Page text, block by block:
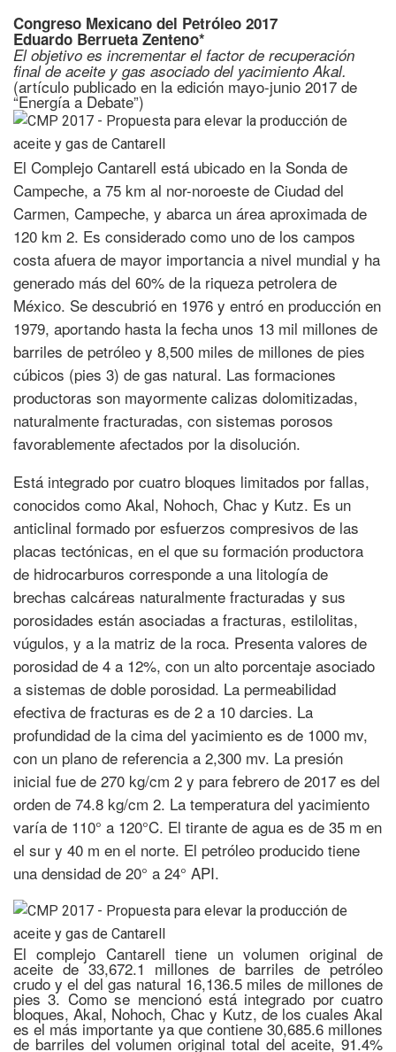
Congreso Mexicano del Petróleo 2017
Eduardo Berrueta Zenteno*
El objetivo es incrementar el factor de recuperación
final de aceite y gas asociado del yacimiento Akal.
(artículo publicado en la edición mayo-junio 2017 de
“Energía a Debate”)
El Complejo Cantarell está ubicado en la Sonda de
Campeche, a 75 km al nor-noroeste de Ciudad del
Carmen, Campeche, y abarca un área aproximada de
120 km 2. Es considerado como uno de los campos
costa afuera de mayor importancia a nivel mundial y ha
generado más del 60% de la riqueza petrolera de
México. Se descubrió en 1976 y entró en producción en
1979, aportando hasta la fecha unos 13 mil millones de
barriles de petróleo y 8,500 miles de millones de pies
cúbicos (pies 3) de gas natural. Las formaciones
productoras son mayormente calizas dolomitizadas,
naturalmente fracturadas, con sistemas porosos
favorablemente afectados por la disolución.
Está integrado por cuatro bloques limitados por fallas,
conocidos como Akal, Nohoch, Chac y Kutz. Es un
anticlinal formado por esfuerzos compresivos de las
placas tectónicas, en el que su formación productora
de hidrocarburos corresponde a una litología de
brechas calcáreas naturalmente fracturadas y sus
porosidades están asociadas a fracturas, estilolitas,
vúgulos, y a la matriz de la roca. Presenta valores de
porosidad de 4 a 12%, con un alto porcentaje asociado
a sistemas de doble porosidad. La permeabilidad
efectiva de fracturas es de 2 a 10 darcies. La
profundidad de la cima del yacimiento es de 1000 mv,
con un plano de referencia a 2,300 mv. La presión
inicial fue de 270 kg/cm 2 y para febrero de 2017 es del
orden de 74.8 kg/cm 2. La temperatura del yacimiento
varía de 110° a 120°C. El tirante de agua es de 35 m en
el sur y 40 m en el norte. El petróleo producido tiene
una densidad de 20° a 24° API.
El complejo Cantarell tiene un volumen original de
aceite de 33,672.1 millones de barriles de petróleo
crudo y el del gas natural 16,136.5 miles de millones de
pies 3. Como se mencionó está integrado por cuatro
bloques, Akal, Nohoch, Chac y Kutz, de los cuales Akal
es el más importante ya que contiene 30,685.6 millones
de barriles del volumen original total del aceite, 91.4%